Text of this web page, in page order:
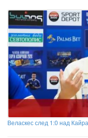
Веласкес след 1:0 над